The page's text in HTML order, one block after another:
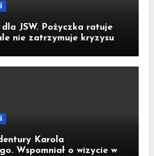
dla JSW. Pożyczka ratuje
nie zatrzymuje kryzysu
Karola
Wspomniał o wizycie w